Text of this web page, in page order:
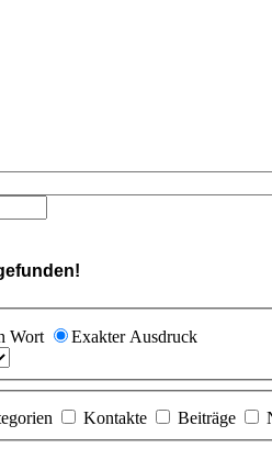
Wort
Exakter Ausdruck
Kontakte Beiträge